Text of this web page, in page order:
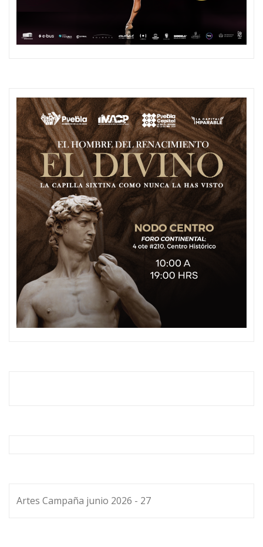
Artes Campaña junio 2026 - 27